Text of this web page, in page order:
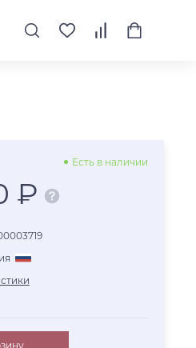
Есть в наличии
₽